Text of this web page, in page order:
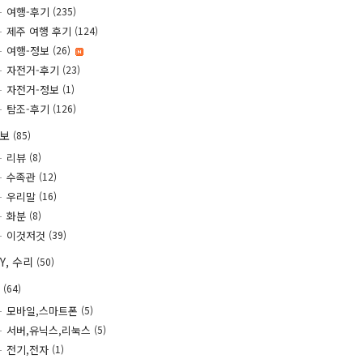
여행-후기 (235)
제주 여행 후기 (124)
여행-정보 (26)
자전거-후기 (23)
자전거-정보 (1)
탐조-후기 (126)
(85)
리뷰 (8)
수족관 (12)
우리말 (16)
화분 (8)
이것저것 (39)
수리 (50)
(64)
모바일,스마트폰 (5)
서버,유닉스,리눅스 (5)
전기,전자 (1)